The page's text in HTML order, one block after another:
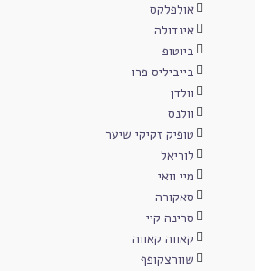
אולפלקס
אינדולה
ביוטופ
בייביליס פרו
וולדן
וולנס
טופיק זקיקי שיער
לוריאל
מיי וואי
סאקורה
סרינה קיי
קאווה קאווה
שוורצקופף